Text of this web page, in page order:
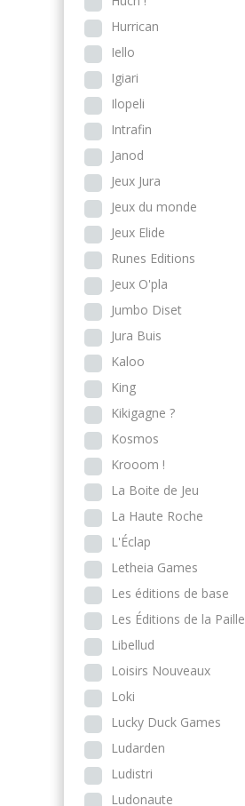
Hurrican
Iello
Igiari
Ilopeli
Intrafin
Janod
Jeux Jura
Jeux du monde
Jeux Elide
Runes Editions
Jeux O'pla
Jumbo Diset
Jura Buis
Kaloo
King
Kikigagne ?
Kosmos
Krooom !
La Boite de Jeu
La Haute Roche
L'Éclap
Letheia Games
Les éditions de base
Les Éditions de la Paille
Libellud
Loisirs Nouveaux
Loki
Lucky Duck Games
Ludarden
Ludistri
Ludonaute